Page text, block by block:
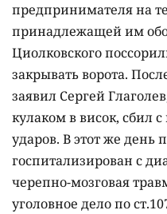
предпринимателя на
принадлежащей им
Циолковского
закрывать ворота.
заявил Сергей
кулаком в висок, сбил
ударов. В этот же день
госпитализирован с
черепно-мозговая
уголовное дело по